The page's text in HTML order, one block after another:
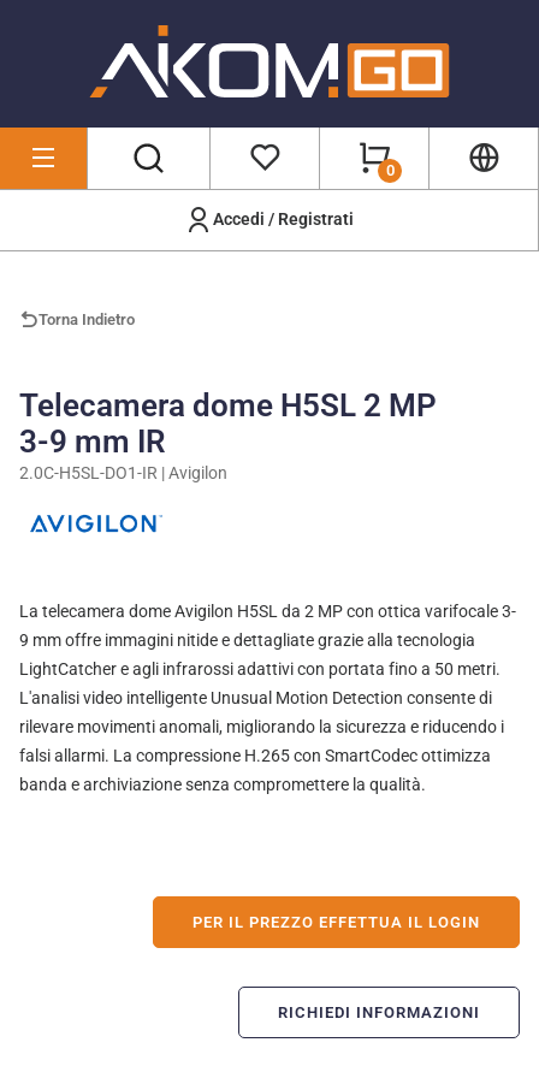
Accedi / Registrati
0
Torna Indietro
Telecamera dome H5SL 2 MP
3-9 mm IR
2.0C-H5SL-DO1-IR | Avigilon
La telecamera dome Avigilon H5SL da 2 MP con ottica varifocale 3-
9 mm offre immagini nitide e dettagliate grazie alla tecnologia
LightCatcher e agli infrarossi adattivi con portata fino a 50 metri.
L'analisi video intelligente Unusual Motion Detection consente di
rilevare movimenti anomali, migliorando la sicurezza e riducendo i
falsi allarmi. La compressione H.265 con SmartCodec ottimizza
banda e archiviazione senza compromettere la qualità.
PER IL PREZZO EFFETTUA IL LOGIN
RICHIEDI INFORMAZIONI